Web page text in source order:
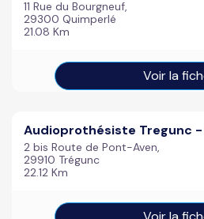
11 Rue du Bourgneuf,
29300 Quimperlé
21.08 Km
Voir la
Audioprothésiste Tregunc -
2 bis Route de Pont-Aven,
29910 Trégunc
22.12 Km